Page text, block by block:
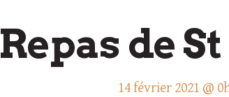
Repas de
14 février 2021 @